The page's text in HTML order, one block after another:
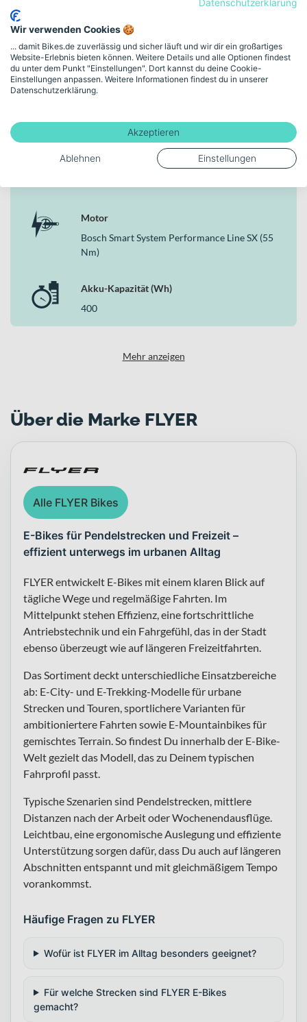
Rahmenhöhe
28" - L
Kettenschaltung
Bremsen
Motor
Bosch Smart System Performance Line SX (55
Nm)
Akku-Kapazität (Wh)
400
Mehr anzeigen
Über die Marke FLYER
Alle FLYER Bikes
E-Bikes für Pendelstrecken und Freizeit –
effizient unterwegs im urbanen Alltag
FLYER entwickelt E-Bikes mit einem klaren Blick auf
tägliche Wege und regelmäßige Fahrten. Im
Mittelpunkt stehen Effizienz, eine fortschrittliche
Antriebstechnik und ein Fahrgefühl, das in der Stadt
ebenso überzeugt wie auf längeren Freizeitfahrten.
Das Sortiment deckt unterschiedliche Einsatzbereiche
ab: E-City- und E-Trekking-Modelle für urbane
Strecken und Touren, sportlichere Varianten für
ambitioniertere Fahrten sowie E-Mountainbikes für
gemischtes Terrain. So findest Du innerhalb der E-Bike-
Welt gezielt das Modell, das zu Deinem typischen
Fahrprofil passt.
Typische Szenarien sind Pendelstrecken, mittlere
Distanzen nach der Arbeit oder Wochenendausflüge.
Leichtbau, eine ergonomische Auslegung und effiziente
Unterstützung sorgen dafür, dass Du auch auf längeren
Abschnitten entspannt und mit gleichmäßigem Tempo
vorankommst.
Häufige Fragen zu FLYER
Wofür ist FLYER im Alltag besonders geeignet?
Für welche Strecken sind FLYER E-Bikes
gemacht?
Datenschutzerklärung
Wir verwenden Cookies 🍪
... damit Bikes.de zuverlässig und sicher läuft und wir dir ein großartiges
Website-Erlebnis bieten können. Weitere Details und alle Optionen findest
du unter dem Punkt "Einstellungen". Dort kannst du deine Cookie-
Einstellungen anpassen. Weitere Informationen findest du in unserer
Datenschutzerklärung.
Akzeptieren
Ablehnen Einstellungen